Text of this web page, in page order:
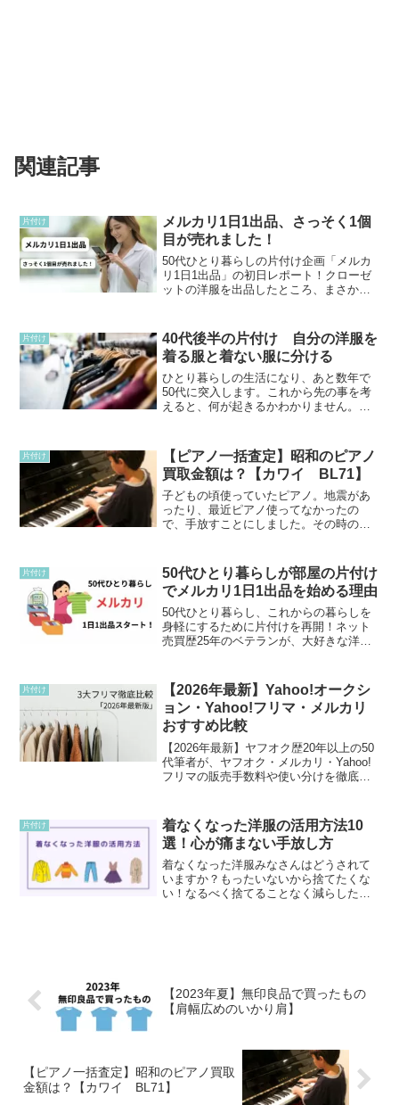
関連記事
片付け
メルカリ1日1出品、さっそく1個
目が売れました！
50代ひとり暮らしの片付け企画「メルカ
リ1日1出品」の初日レポート！クローゼ
ットの洋服を出品したところ、まさかの
コツをお届けします。
片付け
40代後半の片付け 自分の洋服を
着る服と着ない服に分ける
ひとり暮らしの生活になり、あと数年で
50代に突入します。これから先の事を考
えると、何が起きるかわかりません。終
ろいろと、並行していかないこともたく
さんありますが、まずは...
片付け
【ピアノ一括査定】昭和のピアノ
買取金額は？【カワイ BL71】
子どもの頃使っていたピアノ。地震があ
ったり、最近ピアノ使ってなかったの
で、手放すことにしました。その時のピ
た。子供の頃に使っていたピアノ、使わ
ずにそのまま置いている。ピ...
片付け
50代ひとり暮らしが部屋の片付け
でメルカリ1日1出品を始める理由
50代ひとり暮らし、これからの暮らしを
身軽にするために片付けを再開！ネット
売買歴25年のベテランが、大好きな洋服
い分けのコツをお話しします。
片付け
【2026年最新】Yahoo!オークシ
ョン・Yahoo!フリマ・メルカリ
おすすめ比較
【2026年最新】ヤフオク歴20年以上の50
代筆者が、ヤフオク・メルカリ・Yahoo!
フリマの販売手数料や使い分けを徹底比
終活に役立つフリマ活用術を本音で分か
りやすく解説します。
片付け
着なくなった洋服の活用方法10
選！心が痛まない手放し方
着なくなった洋服みなさんはどうされて
いますか？もったいないから捨てたくな
い！なるべく捨てることなく減らした
【2023年夏】無印良品で買ったもの
【肩幅広めのいかり肩】
【ピアノ一括査定】昭和のピアノ買取
金額は？【カワイ BL71】